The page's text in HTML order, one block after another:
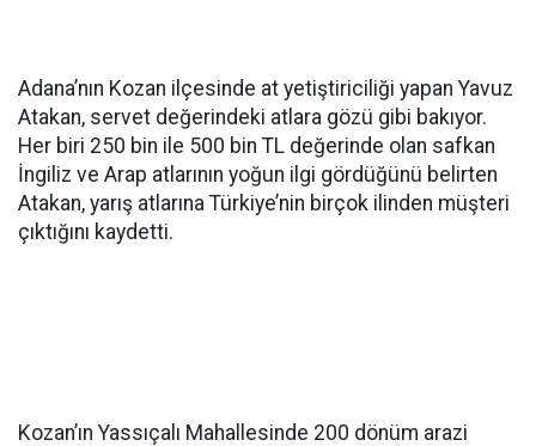
Adana’nın Kozan ilçesinde at yetiştiriciliği yapan Yavuz
Atakan, servet değerindeki atlara gözü gibi bakıyor.
Her biri 250 bin ile 500 bin TL değerinde olan safkan
İngiliz ve Arap atlarının yoğun ilgi gördüğünü belirten
Atakan, yarış atlarına Türkiye’nin birçok ilinden müşteri
çıktığını kaydetti.
Kozan’ın Yassıçalı Mahallesinde 200 dönüm arazi